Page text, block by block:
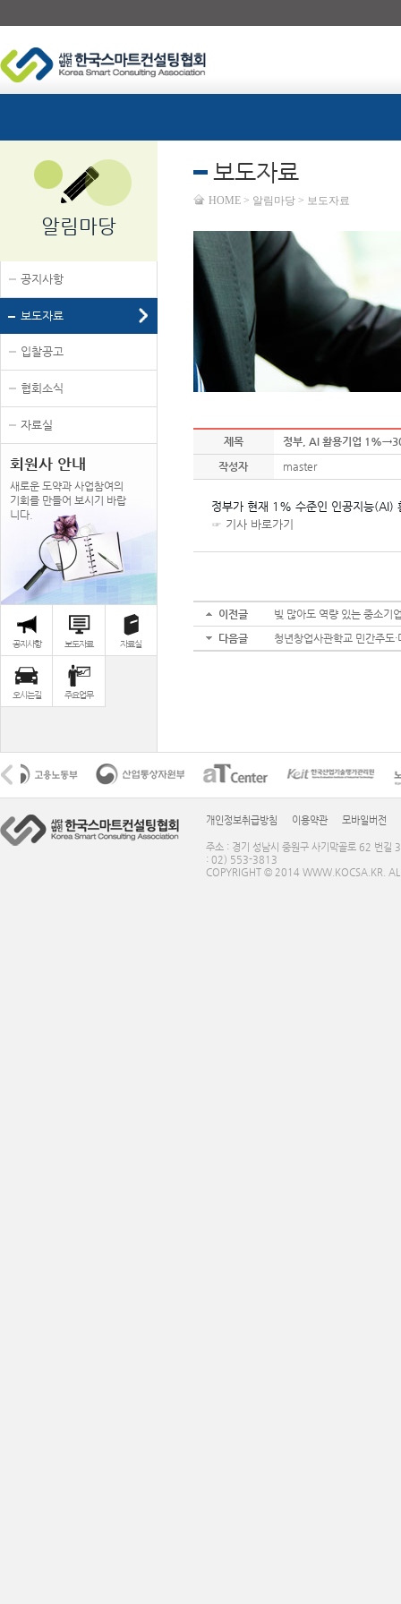
알림마당
공지사항
보도자료
입찰공고
협회소식
자료실
회원사 안내
새로운 도약과 사업참여의
기회를 만들어 보시기 바랍
니다.
공지사항 보도자료 자료실
오시는길 주요업무
보도자료
HOME > 알림마당 > 보도자료
제목
정부, AI 활용기업
작성자
master
정부가 현재 1% 수준인 인공지능
☞ 기사 바로가기 ​
이전글
빚 많아도 역량 있는 중소기
다음글
청년창업사관학교 민간주도
개인정보취급방침 이용약관 모바일버전
주소 : 경기 성남시 중원구 사기막골로 62 번
: 02) 553-3813
COPYRIGHT © 2014 WWW.KOCSA.KR.